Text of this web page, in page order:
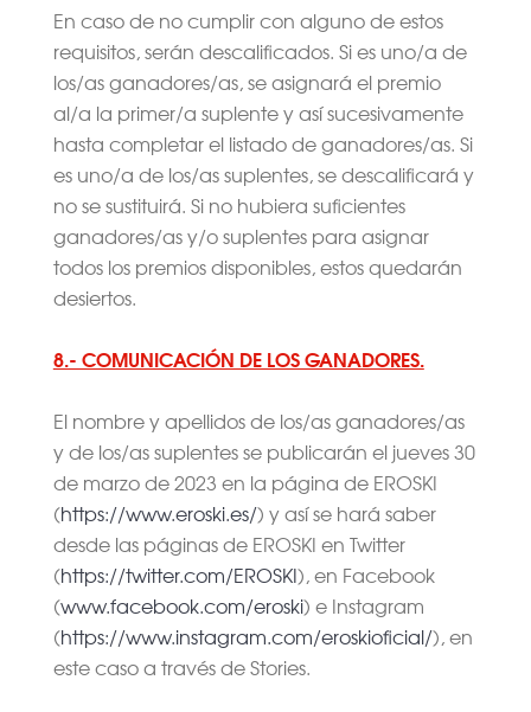
En caso de no cumplir con alguno de estos
requisitos, serán descalificados. Si es uno/a de
los/as ganadores/as, se asignará el premio
al/a la primer/a suplente y así sucesivamente
hasta completar el listado de ganadores/as. Si
es uno/a de los/as suplentes, se descalificará y
no se sustituirá. Si no hubiera suficientes
ganadores/as y/o suplentes para asignar
todos los premios disponibles, estos quedarán
desiertos.
8.- COMUNICACIÓN DE LOS GANADORES.
El nombre y apellidos de los/as ganadores/as
y de los/as suplentes se publicarán el jueves 30
de marzo de 2023 en la página de EROSKI
(https://www.eroski.es/) y así se hará saber
desde las páginas de EROSKI en Twitter
(https://twitter.com/EROSKI), en Facebook
(www.facebook.com/eroski) e Instagram
(https://www.instagram.com/eroskioficial/), en
este caso a través de Stories.